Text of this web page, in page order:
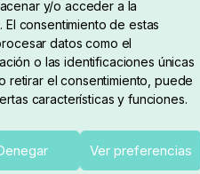
y/o acceder a la
consentimiento de estas
datos como el
o las identificaciones únicas
retirar el consentimiento, puede
características y funciones.
Ver preferencias